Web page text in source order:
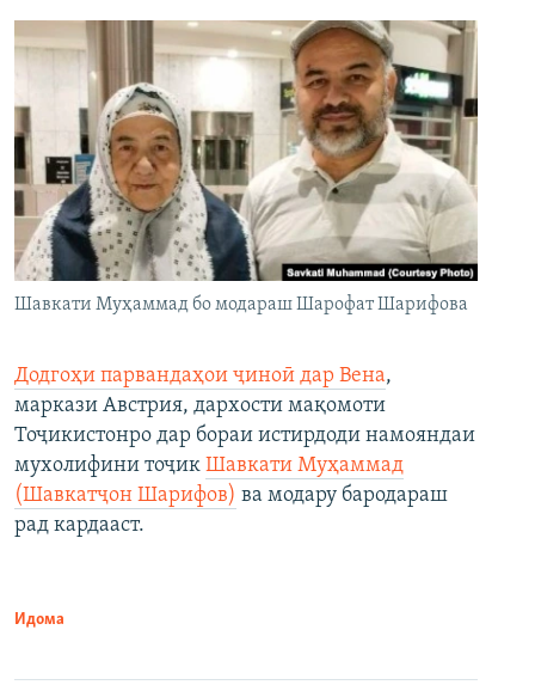
Шавкати Муҳаммад бо модараш Шарофат Шарифова
Додгоҳи парвандаҳои ҷиноӣ дар Вена,
маркази Австрия, дархости мақомоти
Тоҷикистонро дар бораи истирдоди намояндаи
мухолифини тоҷик Шавкати Муҳаммад
(Шавкатҷон Шарифов) ва модару бародараш
рад кардааст.
Идома